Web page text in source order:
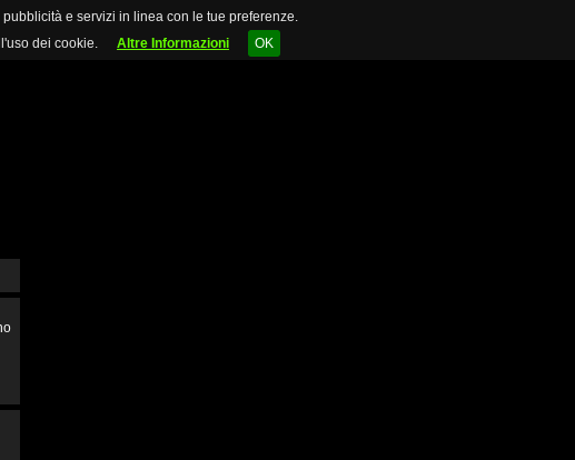
e servizi in linea con le tue preferenze.
dei cookie.
Altre Informazioni OK